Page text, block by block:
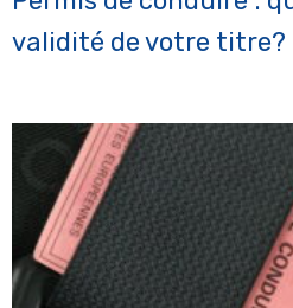
validité de votre titre?